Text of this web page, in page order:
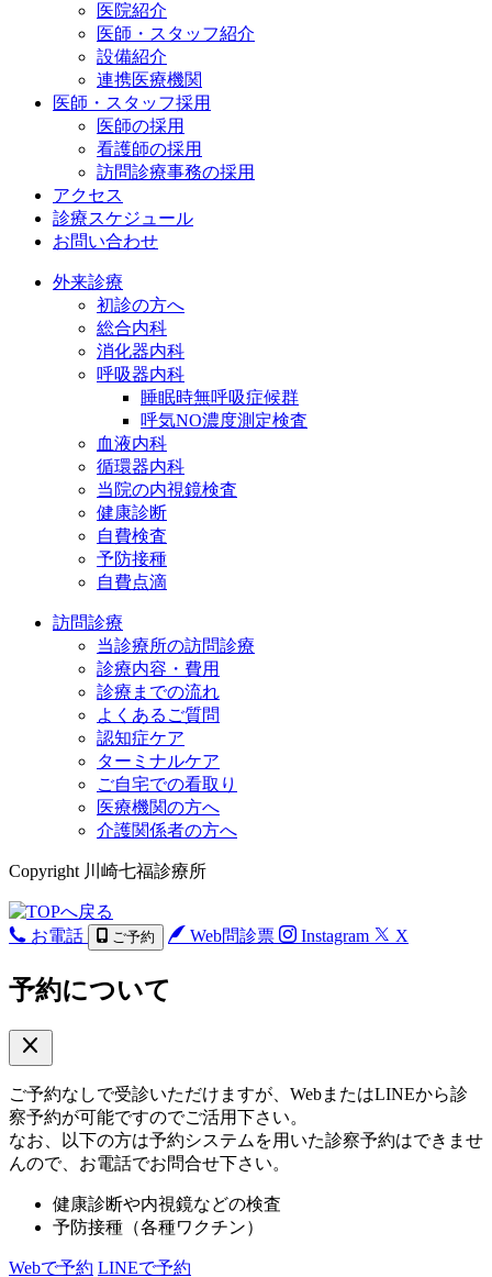
医院紹介
医師・スタッフ紹介
設備紹介
連携医療機関
医師・スタッフ採用
医師の採用
看護師の採用
訪問診療事務の採用
アクセス
診療スケジュール
お問い合わせ
外来診療
初診の方へ
総合内科
消化器内科
呼吸器内科
睡眠時無呼吸症候群
呼気NO濃度測定検査
血液内科
循環器内科
当院の内視鏡検査
健康診断
自費検査
予防接種
自費点滴
訪問診療
当診療所の訪問診療
診療内容・費用
診療までの流れ
よくあるご質問
認知症ケア
ターミナルケア
ご自宅での看取り
医療機関の方へ
介護関係者の方へ
Copyright 川崎七福診療所
お電話 ご予約 Web問診票 Instagram X
予約について
close
ご予約なしで受診いただけますが、WebまたはLINEから診
察予約が可能ですのでご活用下さい。
なお、以下の方は予約システムを用いた診察予約はできませ
んので、お電話でお問合せ下さい。
健康診断や内視鏡などの検査
予防接種（各種ワクチン）
Webで予約 LINEで予約